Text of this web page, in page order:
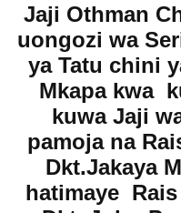
Jaji Othman
uongozi wa
ya Tatu chini
Mkapa kwa
kuwa Jaji
pamoja na
Dkt.Jakaya
hatimaye Rais